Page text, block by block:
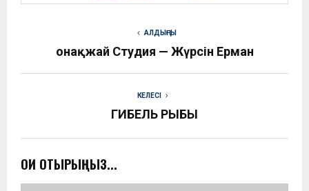
АЛДЫҢҒЫ
Қонақжай Студия — Жүрсін Ерман
КЕЛЕСІ
ГИБЕЛЬ РЫБЫ
ОҚИ ОТЫРЫҢЫЗ...